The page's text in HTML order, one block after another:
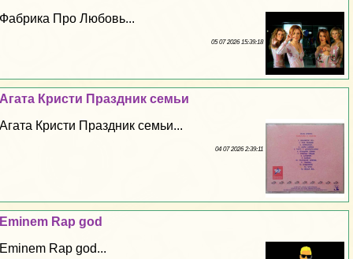
Фабрика Про Любовь...
05 07 2026 15:39:18
Агата Кристи Праздник семьи
Агата Кристи Праздник семьи...
04 07 2026 2:39:11
Eminem Rap god
Eminem Rap god...